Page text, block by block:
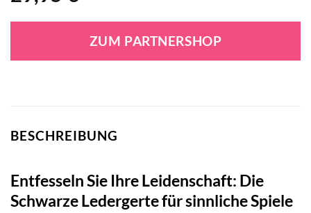
ZUM PARTNERSHOP
BESCHREIBUNG
Entfesseln Sie Ihre Leidenschaft: Die
Schwarze Ledergerte für sinnliche Spiele